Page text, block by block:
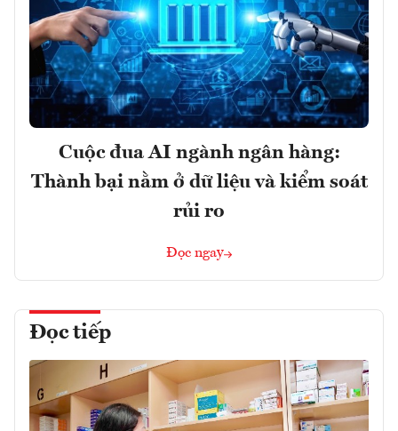
Cuộc đua AI ngành ngân hàng:
Thành bại nằm ở dữ liệu và kiểm soát
rủi ro
Đọc ngay
Đọc tiếp